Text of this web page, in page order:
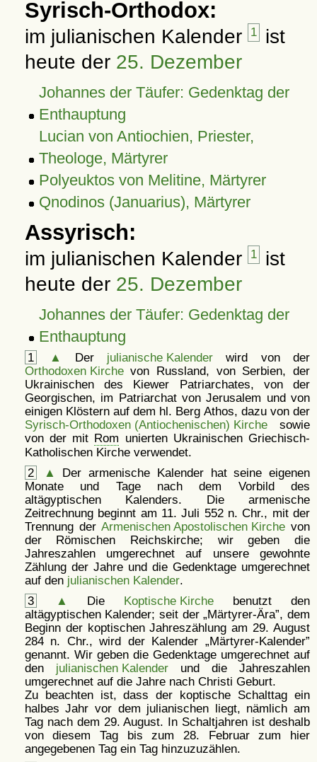
Syrisch-Orthodox:
im julianischen Kalender 1 ist
heute der 25. Dezember
Johannes der Täufer: Gedenktag der
Enthauptung
Lucian von Antiochien, Priester,
Theologe, Märtyrer
Polyeuktos von Melitine, Märtyrer
Qnodinos (Januarius), Märtyrer
Assyrisch:
im julianischen Kalender 1 ist
heute der 25. Dezember
Johannes der Täufer: Gedenktag der
Enthauptung
1 ▲ Der julianische Kalenderwird von der
Orthodoxen Kirchevon Russland, von Serbien, der
Ukrainischen des Kiewer Patriarchates, von der
Georgischen, im Patriarchat von Jerusalem und von
einigen Klöstern auf dem hl. Berg Athos, dazu von der
Syrisch-Orthodoxen (Antiochenischen) Kirchesowie
von der mit Rom unierten Ukrainischen Griechisch-
Katholischen Kirche verwendet.
2
▲
Der armenische Kalender hat seine eigenen
Monate und Tage nach dem Vorbild des
altägyptischen Kalenders. Die armenische
Zeitrechnung beginnt am 11. Juli 552 n. Chr., mit der
Trennung derArmenischen Apostolischen Kirche von
der Römischen Reichskirche; wir geben die
Jahreszahlen umgerechnet auf unsere gewohnte
Zählung der Jahre und die Gedenktage umgerechnet
auf den julianischen Kalender.
3
▲ Die Koptische Kirchebenutzt den
altägyptischen Kalender; seit der Märtyrer-Ära , dem
Beginn der koptischen Jahreszählung am 29. August
284 n. Chr., wird der Kalender
Märtyrer-Kalender
genannt. Wir geben die Gedenktage umgerechnet auf
den julianischen Kalenderund die Jahreszahlen
umgerechnet auf die Jahre nach Christi Geburt.
Zu beachten ist, dass der koptische Schalttag ein
halbes Jahr vor dem julianischen liegt, nämlich am
Tag nach dem 29. August. In Schaltjahren ist deshalb
von diesem Tag bis zum 28. Februar zum hier
angegebenen Tag ein Tag hinzuzuzählen.